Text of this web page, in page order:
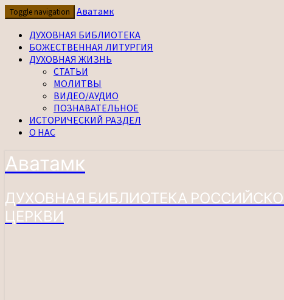
Перейти
к
содержимому
Toggle navigation
Аватамк
ДУХОВНАЯ БИБЛИОТЕКА
БОЖЕСТВЕННАЯ ЛИТУРГИЯ
ДУХОВНАЯ ЖИЗНЬ
СТАТЬИ
МОЛИТВЫ
ВИДЕО/АУДИО
ПОЗНАВАТЕЛЬНОЕ
ИСТОРИЧЕСКИЙ РАЗДЕЛ
О НАС
Аватамк
ДУХОВНАЯ БИБЛИОТЕКА
ЦЕРКВИ